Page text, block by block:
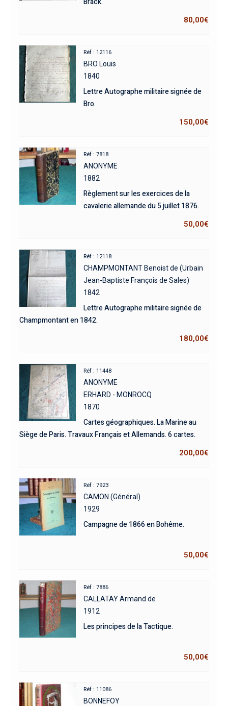
80,00€
Réf : 12116
BRO Louis
1840
Lettre Autographe militaire signée de
Bro.
150,00€
Réf : 7818
ANONYME
1882
Règlement sur les exercices de la
cavalerie allemande du 5 juillet 1876.
50,00€
Réf : 12118
CHAMPMONTANT Benoist de (Urbain
Jean-Baptiste François de Sales)
1842
Lettre Autographe militaire signée de
Champmontant en 1842.
180,00€
Réf : 11448
ANONYME
ERHARD - MONROCQ
1870
Cartes géographiques. La Marine au
Siège de Paris. Travaux Français et Allemands. 6 cartes.
200,00€
Réf : 7923
CAMON (Général)
1929
Campagne de 1866 en Bohême.
50,00€
Réf : 7886
CALLATAY Armand de
1912
Les principes de la Tactique.
50,00€
Réf : 11086
BONNEFOY